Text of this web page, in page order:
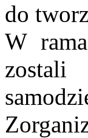
do
W
zostali